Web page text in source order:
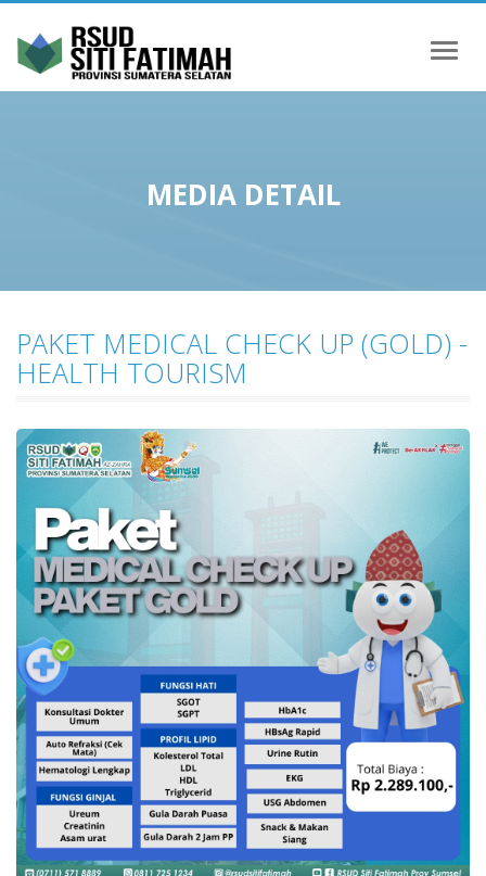
Toggle
MEDIA DETAIL
PAKET MEDICAL CHECK UP (GOLD) -
HEALTH TOURISM